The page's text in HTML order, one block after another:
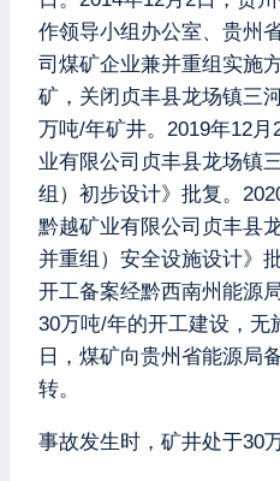
作领导小组办公室、贵州
司煤矿企业兼并重组实施
矿，关闭贞丰县龙场镇三
万吨/年矿井。2019年12
业有限公司贞丰县龙场镇
组）初步设计》批复。
黔越矿业有限公司贞丰县
并重组）安全设施设计》
开工备案经黔西南州能源
30万吨/年的开工建设，无
日，煤矿向贵州省能源局
转。
事故发生时，矿井处于30